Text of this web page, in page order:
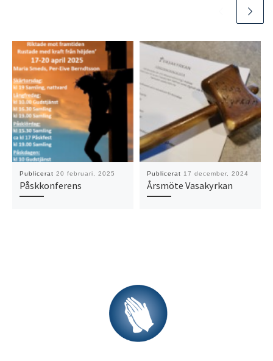
Publicerat 20 februari, 2025
Påskkonferens
Publicerat 17 december, 2024
Årsmöte Vasakyrkan